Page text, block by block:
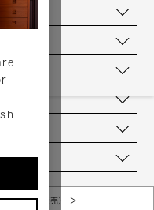
約（店頭販売）